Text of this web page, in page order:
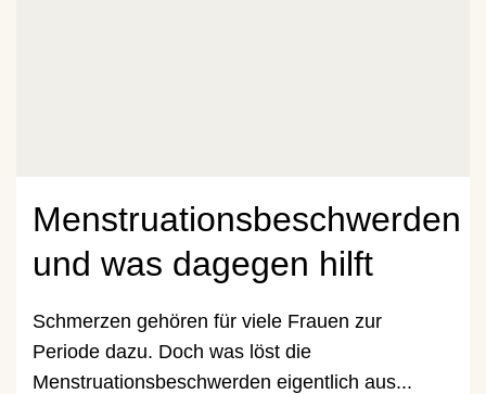
Menstruationsbeschwerden
und was dagegen hilft
Schmerzen gehören für viele Frauen zur
Periode dazu. Doch was löst die
Menstruationsbeschwerden eigentlich aus...